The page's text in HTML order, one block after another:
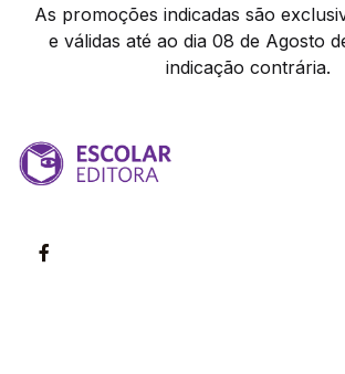
As promoções indicadas são
e válidas até ao dia 08 de Agosto
indicação contrária.